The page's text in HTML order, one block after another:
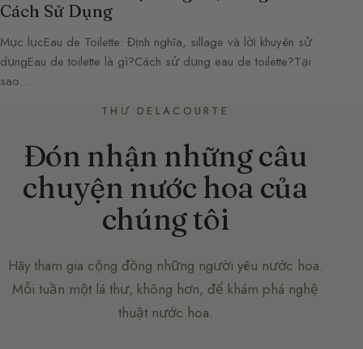
Cách Sử Dụng
Mục lụcEau de Toilette: Định nghĩa, sillage và lời khuyên sử
dụngEau de toilette là gì?Cách sử dụng eau de toilette?Tại
sao…
THƯ DELACOURTE
Đón nhận những câu
chuyện nước hoa của
chúng tôi
Hãy tham gia cộng đồng những người yêu nước hoa.
Mỗi tuần một lá thư, không hơn, để khám phá nghệ
thuật nước hoa.